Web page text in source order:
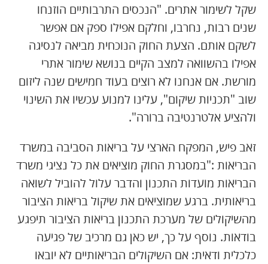
שקל לשימור אתרים. "הנכסים התרבותיים הוזנחו
שנים רבות, נחרבו, וחלקם אפילו ספק אם אפשר
לשקם אותם. הצעת החוק הנוכחית מביאה לנסיגה
אפילו בהשוואה למצב הקיים בנושא שימור אתרי
מורשת. אם אנחנו לא רוצים בעוד חמישים שנה ליזום
שוב "תכניות שיקום", עלינו למנוע עכשיו את השינוי
ולהציע אלטרנטיבה ברורה".
זאב פיש, המפקח הארצי על בריאות הסביבה במשרד
הבריאות :"במסגרת החוק מוציאים את כל נציגי משרד
הבריאות מועדות התכנון והדבר עלול להוביל לשואה
בריאותית. ברגע שמוציאים את שיקול בריאות הציבור
מהשיקולים של מערכת התכנון בריאות הציבור תיפגע
בודאות. נוסף על כך, יש כאן גם מרכיב של פגיעה
כלכלית ודאית: אם השיקולים הבריאותיים לא יובאו